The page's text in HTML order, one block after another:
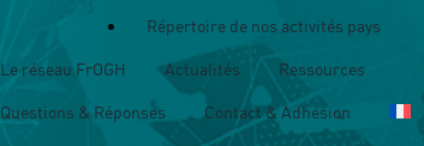
Répertoire de nos activités pays
Le réseau FrOGH Actualités Ressources
Questions & Réponses Contact & Adhésion